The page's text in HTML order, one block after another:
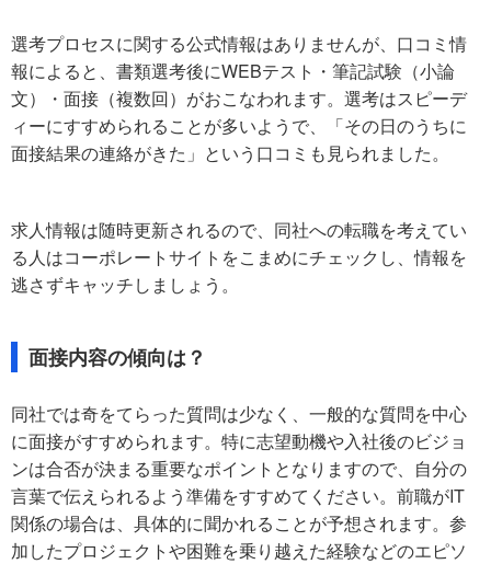
選考プロセスに関する公式情報はありませんが、口コミ情
報によると、書類選考後にWEBテスト・筆記試験（小論
文）・面接（複数回）がおこなわれます。選考はスピーデ
ィーにすすめられることが多いようで、「その日のうちに
面接結果の連絡がきた」という口コミも見られました。
求人情報は随時更新されるので、同社への転職を考えてい
る人はコーポレートサイトをこまめにチェックし、情報を
逃さずキャッチしましょう。
面接内容の傾向は？
同社では奇をてらった質問は少なく、一般的な質問を中心
に面接がすすめられます。特に志望動機や入社後のビジョ
ンは合否が決まる重要なポイントとなりますので、自分の
言葉で伝えられるよう準備をすすめてください。前職がIT
関係の場合は、具体的に聞かれることが予想されます。参
加したプロジェクトや困難を乗り越えた経験などのエピソ